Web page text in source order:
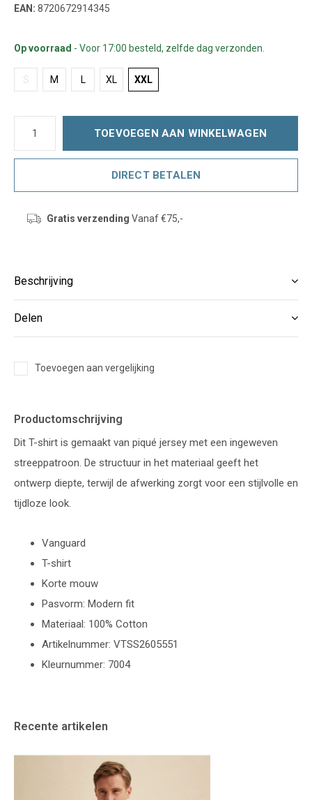
EAN: 8720672914345
Op voorraad - Voor 17:00 besteld, zelfde dag verzonden.
S M L XL XXL
TOEVOEGEN AAN WINKELWAGEN
DIRECT BETALEN
Gratis verzending Vanaf €75,-
Beschrijving
Delen
Toevoegen aan vergelijking
Productomschrijving
Dit T-shirt is gemaakt van piqué jersey met een ingeweven
streeppatroon. De structuur in het materiaal geeft het
ontwerp diepte, terwijl de afwerking zorgt voor een stijlvolle en
tijdloze look.
Vanguard
T-shirt
Korte mouw
Pasvorm: Modern fit
Materiaal: 100% Cotton
Artikelnummer: VTSS2605551
Kleurnummer: 7004
Recente artikelen